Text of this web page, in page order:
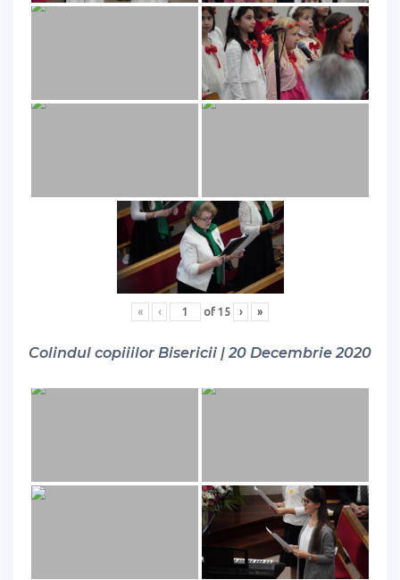
« ‹ of 15 › »
Colindul copiiilor Bisericii | 20 Decembrie 2020